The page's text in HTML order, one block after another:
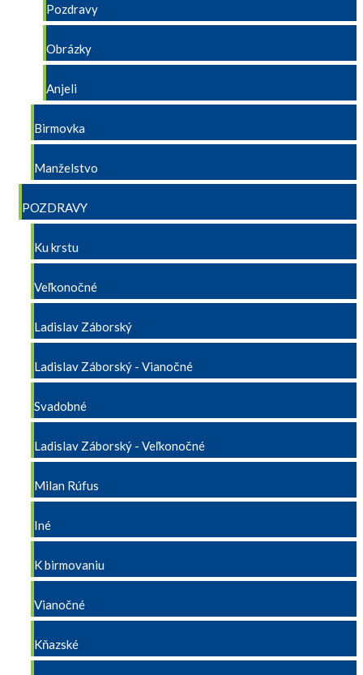
Pozdravy
Obrázky
Anjeli
Birmovka
Manželstvo
POZDRAVY
Ku krstu
Veľkonočné
Ladislav Záborský
Ladislav Záborský - Vianočné
Svadobné
Ladislav Záborský - Veľkonočné
Milan Rúfus
Iné
K birmovaniu
Vianočné
Kňazské